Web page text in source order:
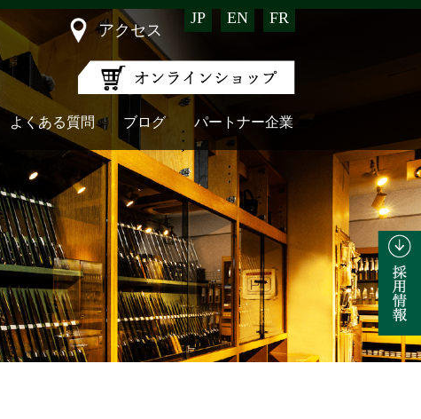
EN FR
JP
よくある質問 ブログ パートナー企業
アクセス